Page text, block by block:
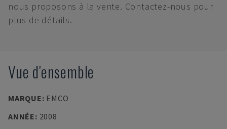
nous proposons à la vente. Contactez-nous pour
plus de détails.
Vue d'ensemble
MARQUE: EMCO
ANNÉE: 2008